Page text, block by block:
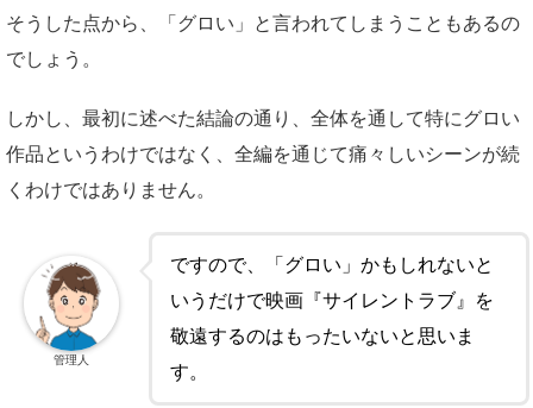
そうした点から、「グロい」と言われてしまうこともあるの
でしょう。
しかし、最初に述べた結論の通り、全体を通して特にグロい
作品というわけではなく、全編を通じて痛々しいシーンが続
くわけではありません。
ですので、「グロい」かもしれないと
いうだけで映画『サイレントラブ』を
敬遠するのはもったいないと思いま
す。
管理人